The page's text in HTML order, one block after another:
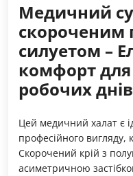
Медичний
скороченим
силуетом –
комфорт
робочих днів
Цей медичний халат є
професійного вигляду,
Скорочений крій з
асиметричною